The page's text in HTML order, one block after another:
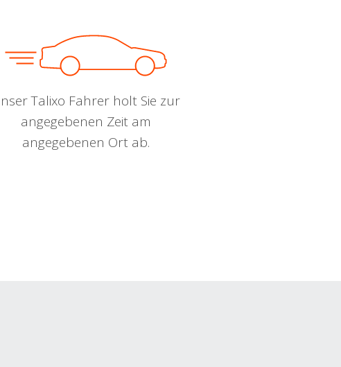
Talixo Fahrer holt Sie zur
angegebenen Zeit am
angegebenen Ort ab.